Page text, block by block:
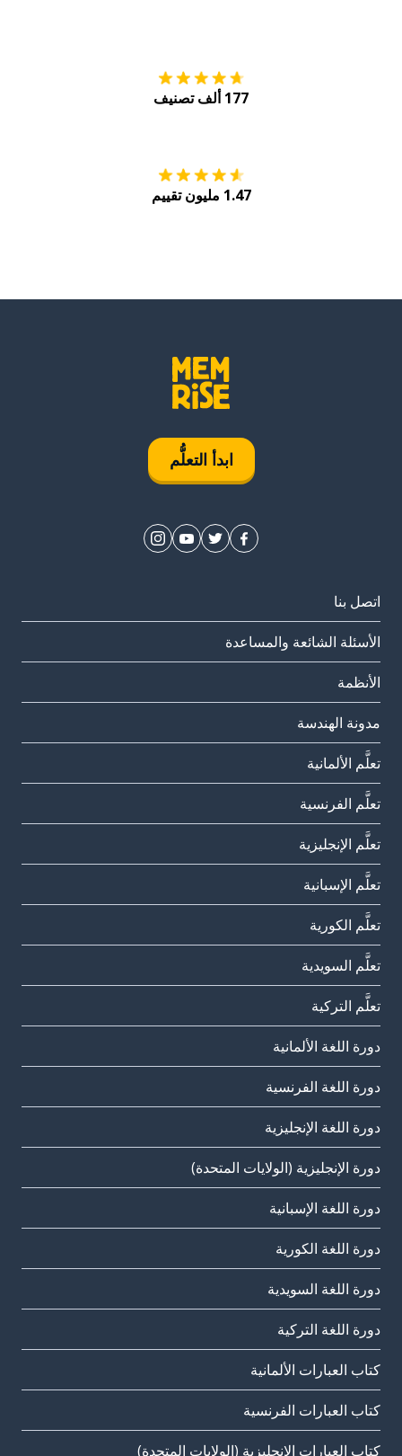
177 ألف تصنيف
1.47 مليون تقييم
ابدأ التعلُّم
اتصل بنا
الأسئلة الشائعة والمساعدة
الأنظمة
مدونة الهندسة
تعلَّم الألمانية
تعلَّم الفرنسية
تعلَّم الإنجليزية
تعلَّم الإسبانية
تعلَّم الكورية
تعلَّم السويدية
تعلَّم التركية
دورة اللغة الألمانية
دورة اللغة الفرنسية
دورة اللغة الإنجليزية
دورة الإنجليزية (الولايات المتحدة)
دورة اللغة الإسبانية
دورة اللغة الكورية
دورة اللغة السويدية
دورة اللغة التركية
كتاب العبارات الألمانية
كتاب العبارات الفرنسية
كتاب العبارات الإنجليزية (الولايات المتحدة)